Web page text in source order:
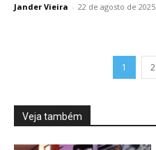
Jander Vieira - 22 de agosto de 2025
1 2
Veja também